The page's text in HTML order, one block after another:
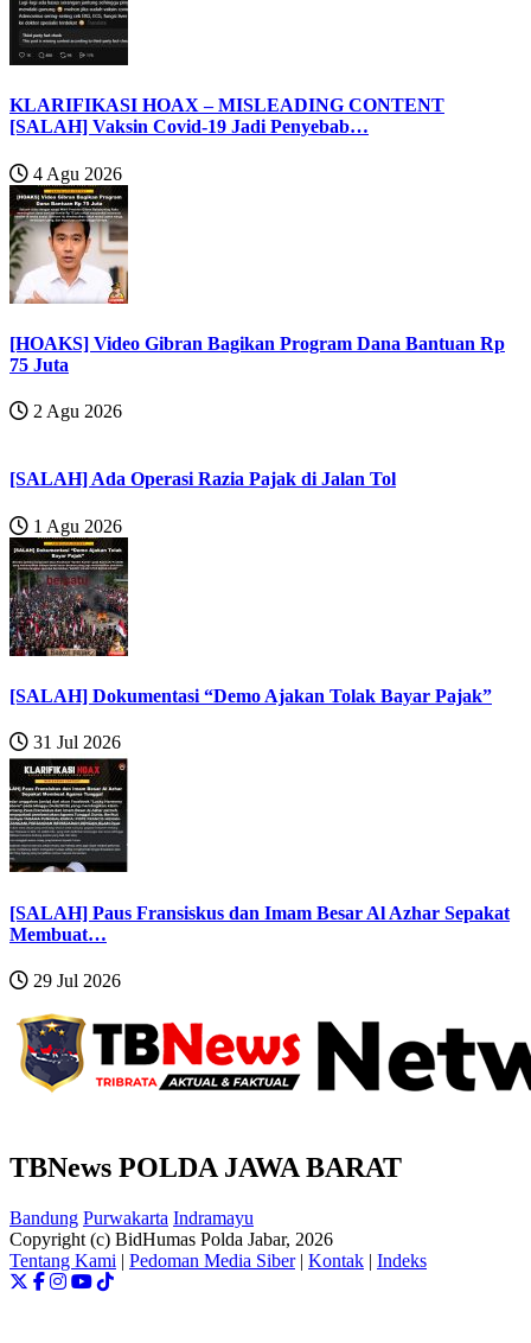
KLARIFIKASI HOAX – MISLEADING CONTENT
[SALAH] Vaksin Covid-19 Jadi Penyebab…
4 Agu 2026
[HOAKS] Video Gibran Bagikan Program Dana Bantuan Rp
75 Juta
2 Agu 2026
[SALAH] Ada Operasi Razia Pajak di Jalan Tol
1 Agu 2026
[SALAH] Dokumentasi “Demo Ajakan Tolak Bayar Pajak”
31 Jul 2026
[SALAH] Paus Fransiskus dan Imam Besar Al Azhar Sepakat
Membuat…
29 Jul 2026
TBNews POLDA JAWA BARAT
Bandung Purwakarta Indramayu
Copyright (c) BidHumas Polda Jabar, 2026
Tentang Kami | Pedoman Media Siber| Kontak | Indeks